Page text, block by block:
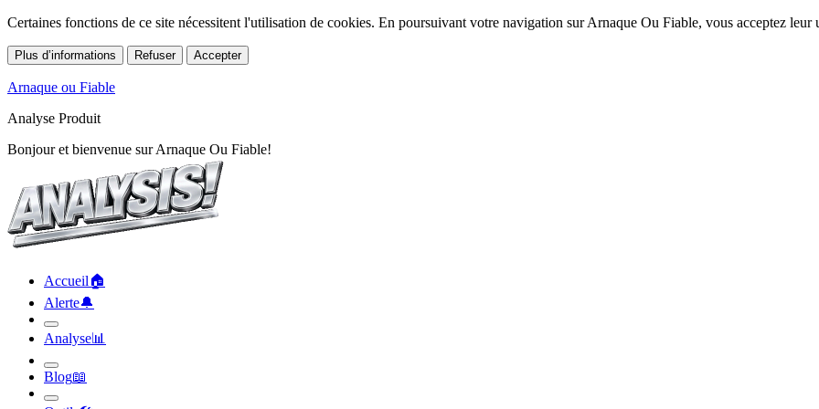
Certaines fonctions de ce site nécessitent l'utilisation de cookies. En poursuivant votre navigation sur Arnaque Ou Fiable, vous acceptez leur
Plus d’informations Refuser Accepter
Arnaque ou Fiable
Analyse Produit
Bonjour et bienvenue sur Arnaque Ou Fiable!
Accueil🏠︎
Alerte🔔︎
Analyse📊︎
Blog📖︎